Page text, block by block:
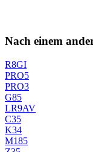
Nach einem
R8GI
PRO5
PRO3
G85
LR9AV
C35
K34
M185